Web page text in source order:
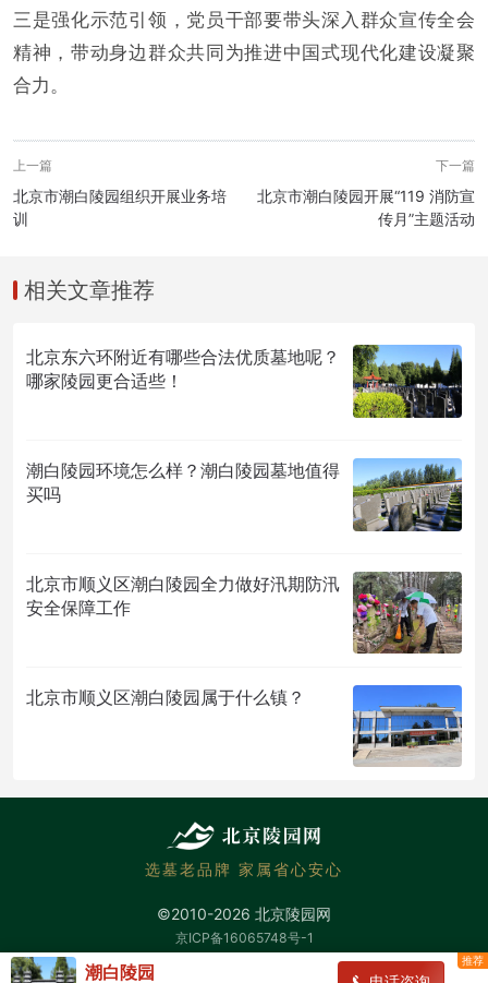
三是强化示范引领，党员干部要带头深入群众宣传全会
精神，带动身边群众共同为推进中国式现代化建设凝聚
合力。
上一篇
北京市潮白陵园组织开展业务培
训
下一篇
北京市潮白陵园开展“119 消防宣
传月”主题活动
相关文章推荐
北京东六环附近有哪些合法优质墓地呢？
哪家陵园更合适些！
潮白陵园环境怎么样？潮白陵园墓地值得
买吗
北京市顺义区潮白陵园全力做好汛期防汛
安全保障工作
北京市顺义区潮白陵园属于什么镇？
潮白陵园
选墓老品牌 家属省心安心
©2010-2026 北京陵园网
京ICP备16065748号-1